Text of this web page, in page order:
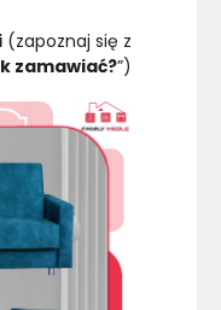
(zapoznaj się z
zamawiać?”)